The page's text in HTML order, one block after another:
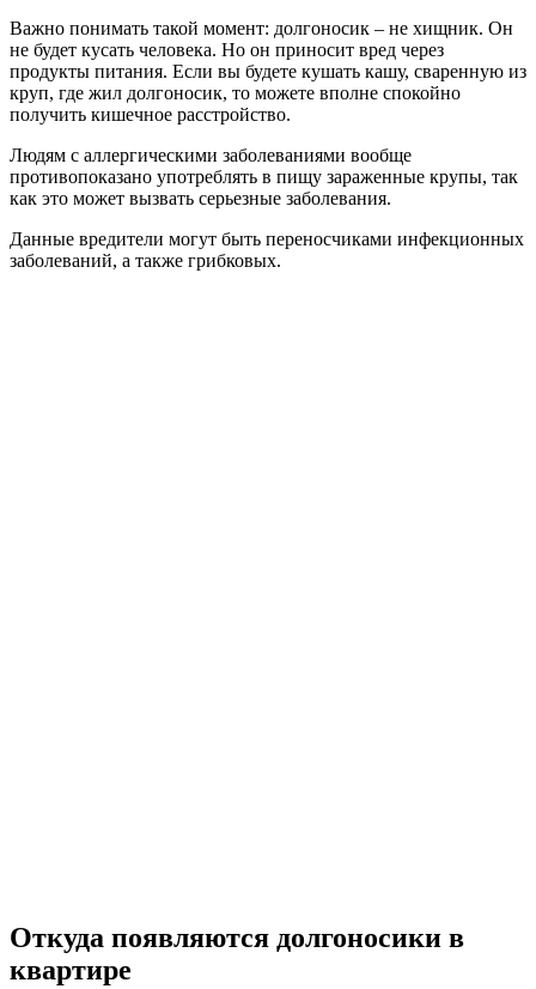
Важно понимать такой момент: долгоносик – не хищник. Он
не будет кусать человека. Но он приносит вред через
продукты питания. Если вы будете кушать кашу, сваренную из
круп, где жил долгоносик, то можете вполне спокойно
получить кишечное расстройство.
Людям с аллергическими заболеваниями вообще
противопоказано употреблять в пищу зараженные крупы, так
как это может вызвать серьезные заболевания.
Данные вредители могут быть переносчиками инфекционных
заболеваний, а также грибковых.
Откуда появляются долгоносики в
квартире